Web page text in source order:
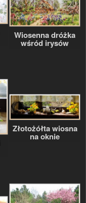
Wiosenna dróżka
wśród irysów
Złotożółta wiosna
na oknie